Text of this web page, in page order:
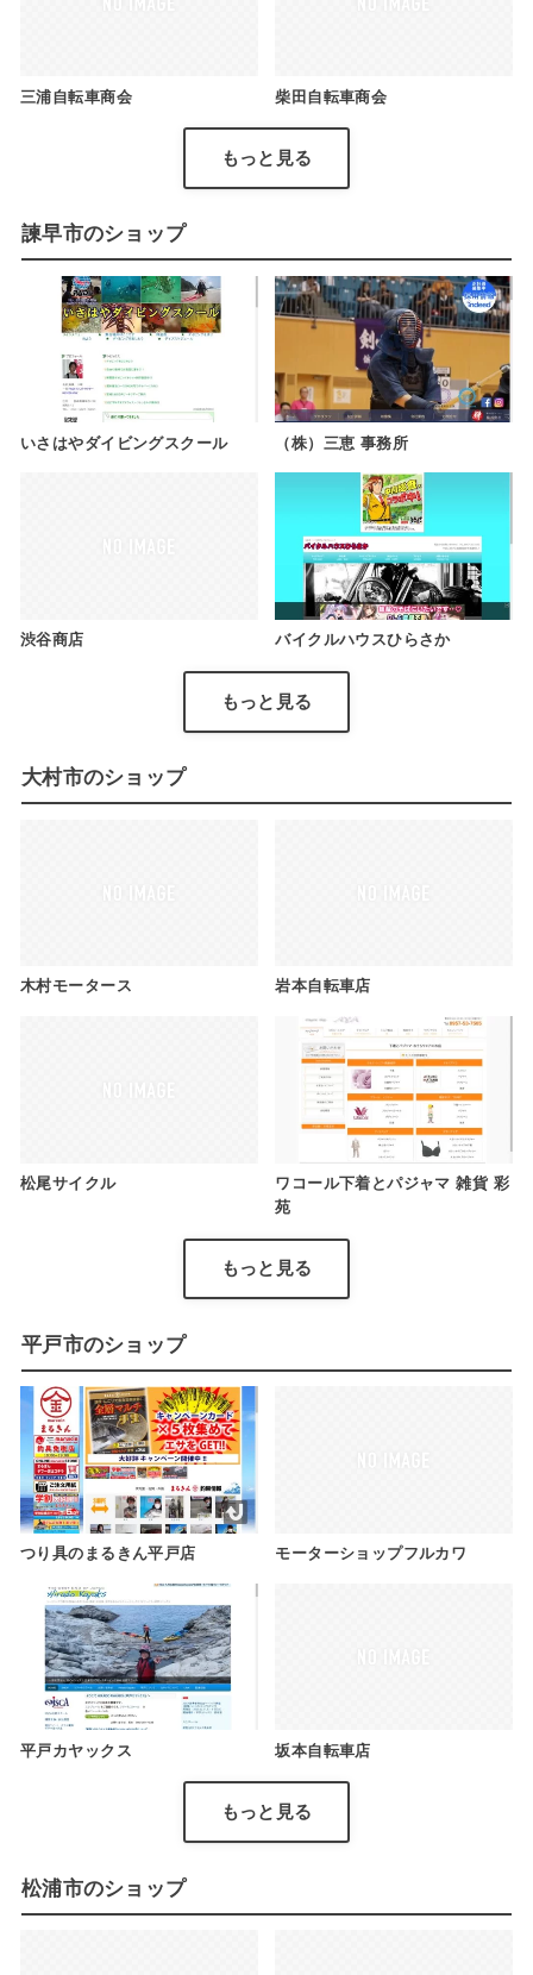
三浦自転車商会 柴田自転車商会
もっと見る
諫早市のショップ
いさはやダイビングスクール （株）三恵 事務所
渋谷商店 バイクルハウスひらさか
もっと見る
大村市のショップ
木村モータース 岩本自転車店
松尾サイクル
ワコール下着とパジャマ 雑貨 彩
苑
もっと見る
平戸市のショップ
つり具のまるきん平戸店 モーターショップフルカワ
平戸カヤックス 坂本自転車店
もっと見る
松浦市のショップ